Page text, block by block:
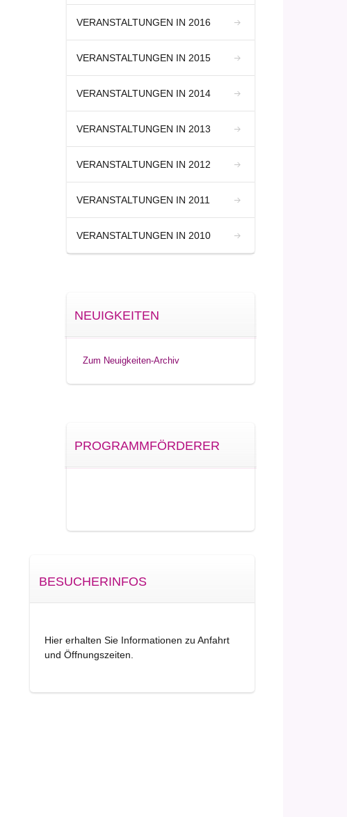
VERANSTALTUNGEN IN 2016
VERANSTALTUNGEN IN 2015
VERANSTALTUNGEN IN 2014
VERANSTALTUNGEN IN 2013
VERANSTALTUNGEN IN 2012
VERANSTALTUNGEN IN 2011
VERANSTALTUNGEN IN 2010
NEUIGKEITEN
Zum Neuigkeiten-Archiv
PROGRAMMFÖRDERER
BESUCHERINFOS
Hier erhalten Sie Informationen zu Anfahrt
und Öffnungszeiten.